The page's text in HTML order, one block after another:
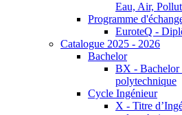
Eau, Air,
Programme
EuroteQ -
Catalogue 2025 - 2026
Bachelor
BX - Bachelor
polytechnique
Cycle Ingénieur
X - Titre